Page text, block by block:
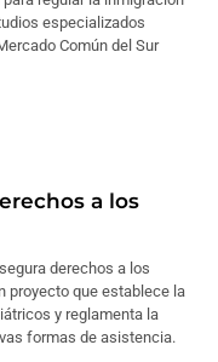
especializados
Común del Sur
a los
derechos a los
proyecto que establece la
y reglamenta la
formas de asistencia.